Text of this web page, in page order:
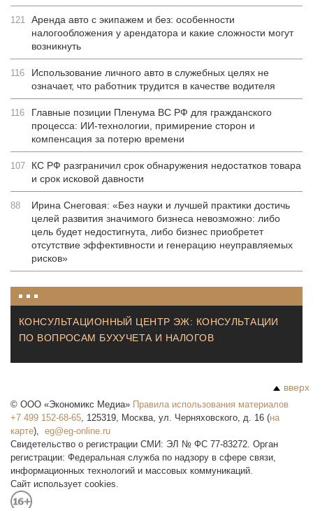
121 Аренда авто с экипажем и без: особенности
налогообложения у арендатора и какие сложности могут
возникнуть
116
Использование личного авто в служебных целях не
означает, что работник трудится в качестве водителя
116
Главные позиции Пленума ВС РФ для гражданского
процесса: ИИ-технологии, примирение сторон и
компенсация за потерю времени
107
КС РФ разграничил срок обнаружения недостатков товара
и срок исковой давности
88
Ирина Снеговая: «Без науки и лучшей практики достичь
целей развития значимого бизнеса невозможно: либо
цель будет недостигнута, либо бизнес приобретет
отсутствие эффективности и генерацию неуправляемых
рисков»
КОНСУЛЬТАЦИОННЫЙ ЦЕНТР ЭЖ: КОНСУЛЬТАЦИИ
ПО ВОПРОСАМ БУХУЧЕТА И НАЛОГОВ
вверх
© ООО «Экономикс Медиа» Правила использования материалов
+7 499 152-68-65, 125319, Москва, ул. Черняховского, д. 16 (на
карте),
Свидетельство о регистрации СМИ: ЭЛ № ФС 77-83272. Орган
регистрации: Федеральная служба по надзору в сфере связи,
информационных технологий и массовых коммуникаций.
Сайт использует cookies.